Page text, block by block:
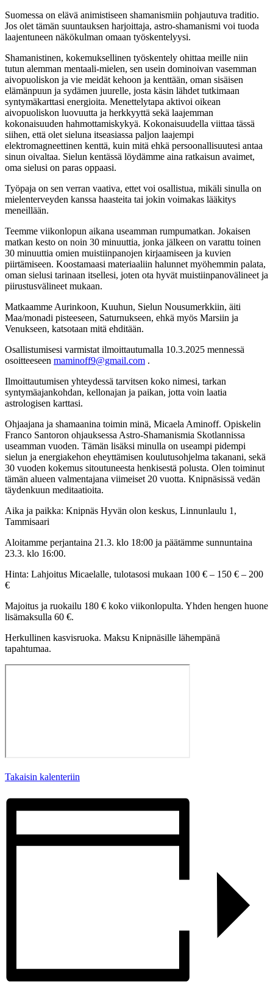
Suomessa on elävä animistiseen shamanismiin pohjautuva traditio.
Jos olet tämän suuntauksen harjoittaja, astro-shamanismi voi tuoda
laajentuneen näkökulman omaan työskentelyysi.
Shamanistinen, kokemuksellinen työskentely ohittaa meille niin
tutun alemman mentaali-mielen, sen usein dominoivan vasemman
aivopuoliskon ja vie meidät kehoon ja kenttään, oman sisäisen
elämänpuun ja sydämen juurelle, josta käsin lähdet tutkimaan
syntymäkarttasi energioita. Menettelytapa aktivoi oikean
aivopuoliskon luovuutta ja herkkyyttä sekä laajemman
kokonaisuuden hahmottamiskykyä. Kokonaisuudella viittaa tässä
siihen, että olet sieluna itseasiassa paljon laajempi
elektromagneettinen kenttä, kuin mitä ehkä persoonallisuutesi antaa
sinun oivaltaa. Sielun kentässä löydämme aina ratkaisun avaimet,
oma sielusi on paras oppaasi.
Työpaja on sen verran vaativa, ettet voi osallistua, mikäli sinulla on
mielenterveyden kanssa haasteita tai jokin voimakas lääkitys
meneillään.
Teemme viikonlopun aikana useamman rumpumatkan. Jokaisen
matkan kesto on noin 30 minuuttia, jonka jälkeen on varattu toinen
30 minuuttia omien muistiinpanojen kirjaamiseen ja kuvien
piirtämiseen. Koostamaasi materiaaliin halunnet myöhemmin palata,
oman sielusi tarinaan itsellesi, joten ota hyvät muistiinpanovälineet ja
piirustusvälineet mukaan.
Matkaamme Aurinkoon, Kuuhun, Sielun Nousumerkkiin, äiti
Maa/monadi pisteeseen, Saturnukseen, ehkä myös Marsiin ja
Venukseen, katsotaan mitä ehditään.
Osallistumisesi varmistat ilmoittautumalla 10.3.2025 mennessä
osoitteeseen maminoff9@gmail.com .
Ilmoittautumisen yhteydessä tarvitsen koko nimesi, tarkan
syntymäajankohdan, kellonajan ja paikan, jotta voin laatia
astrologisen karttasi.
Ohjaajana ja shamaanina toimin minä, Micaela Aminoff. Opiskelin
Franco Santoron ohjauksessa Astro-Shamanismia Skotlannissa
useamman vuoden. Tämän lisäksi minulla on useampi pidempi
sielun ja energiakehon eheyttämisen koulutusohjelma takanani, sekä
30 vuoden kokemus sitoutuneesta henkisestä polusta. Olen toiminut
tämän alueen valmentajana viimeiset 20 vuotta. Knipnäsissä vedän
täydenkuun meditaatioita.
Aika ja paikka: Knipnäs Hyvän olon keskus, Linnunlaulu 1,
Tammisaari
Aloitamme perjantaina 21.3. klo 18:00 ja päätämme sunnuntaina
23.3. klo 16:00.
Hinta: Lahjoitus Micaelalle, tulotasosi mukaan 100 € – 150 € – 200
€
Majoitus ja ruokailu 180 € koko viikonlopulta. Yhden hengen huone
lisämaksulla 60 €.
Herkullinen kasvisruoka. Maksu Knipnäsille lähempänä
tapahtumaa.
Takaisin kalenteriin